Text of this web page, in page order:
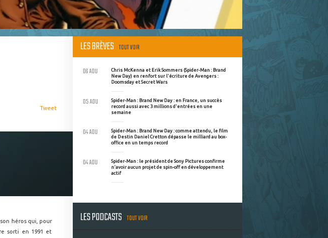
Tweet
héros qui, pour
sorti en 1991 et
LES BRÈVES TOUT VOIR
Chris McKenna et Erik Sommers (Spider-Man : Brand
New Day) en renfort sur l'écriture de Avengers :
Doomsday et Secret Wars
06 AOU
Spider-Man : Brand New Day : en France, un succès
record aussi avec 3 millions d'entrées en une
semaine
05 AOU
Spider-Man : Brand New Day : comme attendu, le film
de Destin Daniel Cretton dépasse le milliard au box-
office en un temps record
04 AOU
Spider-Man : le président de Sony Pictures confirme
n'avoir aucun projet de spin-off en développement
actif
04 AOU
LES PODCASTS TOUT VOIR